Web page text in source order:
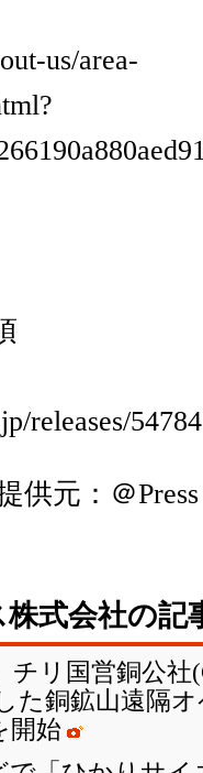
us/area-
releases/
供元： ＠Press
式会社の記
リ国営銅公社
た銅鉱山遠隔
開始